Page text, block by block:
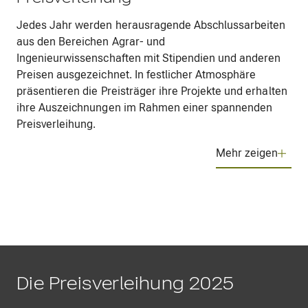
der vier Förderstipendien oder einen der Bonuspreise.
Und können Sie diese Fragen mit JA beantworten?
Sie begeistern sich für Landtechnik und
Landwirtschaft?
Sie sind Student der Fachrichtung Landtechnik,
Agrar-, Ingenieur- oder Wirtschaftswissenschaften
an einer Universität oder Fachhochschule?
Das Kernstück Ihrer Bewerbung ist Ihre Bachelorarbeit.
Jedes Jahr werden herausragende Abschlussarbeiten
aus den Bereichen Agrar- und
Ingenieurwissenschaften mit Stipendien und anderen
Preisen ausgezeichnet. In festlicher Atmosphäre
präsentieren die Preisträger ihre Projekte und erhalten
ihre Auszeichnungen im Rahmen einer spannenden
Preisverleihung.
Mehr zeigen
Die Preisverleihung 2025